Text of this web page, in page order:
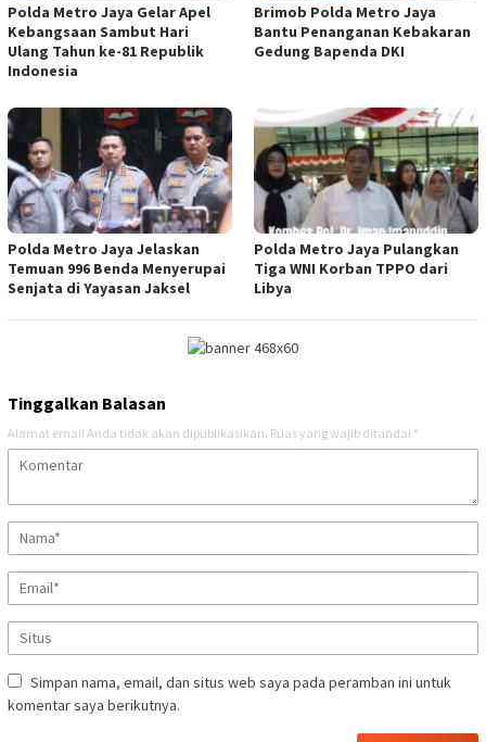
Polda Metro Jaya Gelar Apel
Kebangsaan Sambut Hari
Ulang Tahun ke-81 Republik
Indonesia
Brimob Polda Metro Jaya
Bantu Penanganan Kebakaran
Gedung Bapenda DKI
Polda Metro Jaya Jelaskan
Temuan 996 Benda Menyerupai
Senjata di Yayasan Jaksel
Polda Metro Jaya Pulangkan
Tiga WNI Korban TPPO dari
Libya
Tinggalkan Balasan
Alamat email Anda tidak akan dipublikasikan. Ruas yang wajib ditandai *
Simpan nama, email, dan situs web saya pada peramban ini untuk
komentar saya berikutnya.